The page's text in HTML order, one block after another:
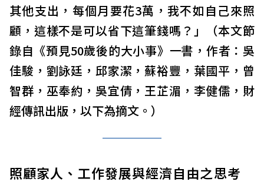
其他支出，每個月要花3萬，我不如自己來照
顧，這樣不是可以省下這筆錢嗎？」（本文節
錄自《預見50歲後的大小事》一書，作者：吳
佳駿，劉詠廷，邱家潔，蘇裕豐，葉國平，曾
智群，巫奉約，吳宜倩，王芷湄，李健儒，財
經傳訊出版，以下為摘文。）
照顧家人、工作發展與經濟自由之思考